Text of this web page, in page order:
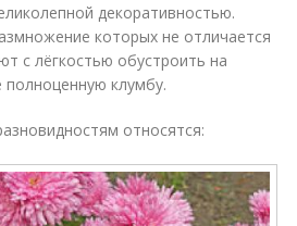
декоративностью.
которых не отличается
с лёгкостью обустроить на
полноценную клумбу.
относятся: